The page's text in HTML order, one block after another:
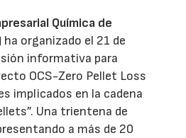
Química de
ha organizado el 21 de
informativa para
OCS-Zero Pellet Loss
implicados en la cadena
Una trientena de
a más de 20